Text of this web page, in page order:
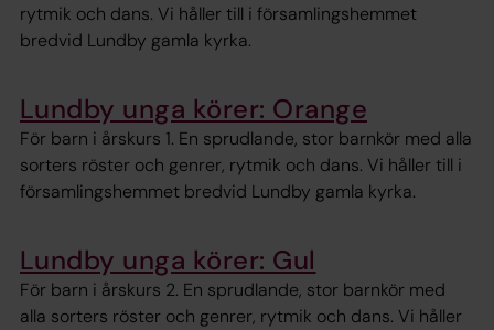
rytmik och dans. Vi håller till i församlingshemmet
bredvid Lundby gamla kyrka.
Lundby unga körer: Orange
För barn i årskurs 1. En sprudlande, stor barnkör med alla
sorters röster och genrer, rytmik och dans. Vi håller till i
församlingshemmet bredvid Lundby gamla kyrka.
Lundby unga körer: Gul
För barn i årskurs 2. En sprudlande, stor barnkör med
alla sorters röster och genrer, rytmik och dans. Vi håller